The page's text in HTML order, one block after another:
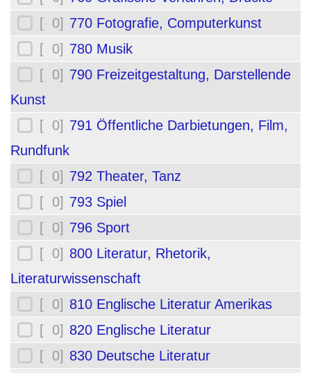
[ 0] 770 Fotografie, Computerkunst
[ 0] 780 Musik
[ 0] 790 Freizeitgestaltung, Darstellende
Kunst
[ 0] 791 Öffentliche Darbietungen, Film,
Rundfunk
[ 0] 792 Theater, Tanz
[ 0] 793 Spiel
[ 0] 796 Sport
[ 0] 800 Literatur, Rhetorik,
Literaturwissenschaft
[ 0] 810 Englische Literatur Amerikas
[ 0] 820 Englische Literatur
[ 0] 830 Deutsche Literatur